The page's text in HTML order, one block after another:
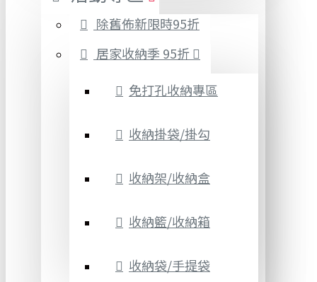
除舊佈新限時95折
居家收納季 95折
免打孔收納專區
收納掛袋/掛勾
收納架/收納盒
收納籃/收納箱
收納袋/手提袋